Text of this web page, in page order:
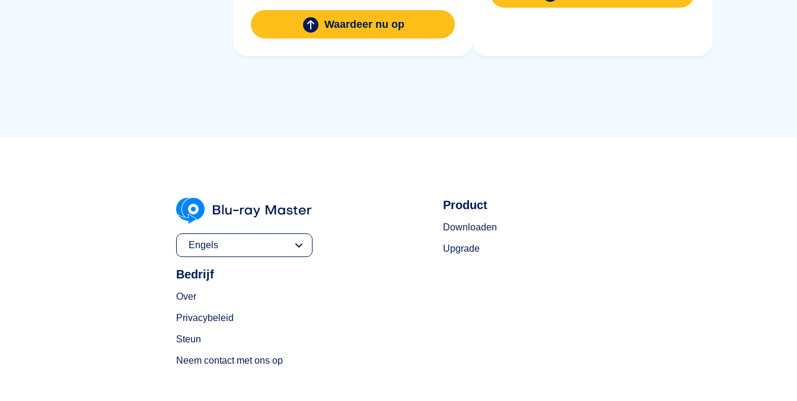
Waardeer nu op
Engels
Product
Downloaden
Upgrade
Bedrijf
Over
Privacybeleid
Steun
Neem contact met ons op